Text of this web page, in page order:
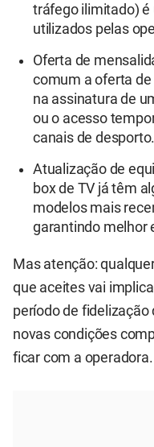
tráfego ilimitado)
utilizados pelas
Oferta de
comum a oferta
na assinatura de
ou o acesso
canais de desporto.
Atualização de
box de TV já têm
modelos mais
garantindo melhor
Mas atenção:
que aceites vai
período de fidelização
novas condições
ficar com a operadora.